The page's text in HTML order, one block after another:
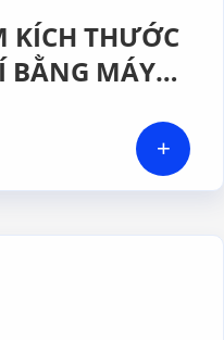
KÍCH THƯỚC
BẰNG MÁY
+